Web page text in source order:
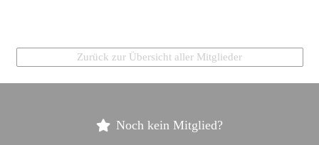
Zurück zur Übersicht aller Mitglieder
Noch kein Mitglied?